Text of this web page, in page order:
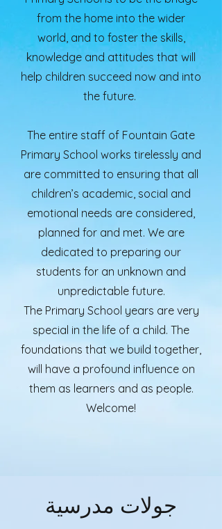
from the home into the wider
world, and to foster the skills,
knowledge and attitudes that will
help children succeed now and into
the future.
The entire staff of Fountain Gate
Primary School works tirelessly and
are committed to ensuring that all
children’s academic, social and
emotional needs are considered,
planned for and met. We are
dedicated to preparing our
students for an unknown and
unpredictable future.
The Primary School years are very
special in the life of a child. The
foundations that we build together,
will have a profound influence on
them as learners and as people.
Welcome!
جولات مدرسية